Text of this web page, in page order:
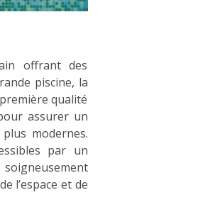
offrant des
piscine, la
qualité
assurer un
modernes.
par un
l’espace et de